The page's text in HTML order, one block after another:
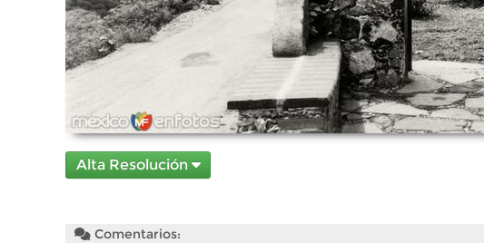
Alta Resolución
Comentarios: